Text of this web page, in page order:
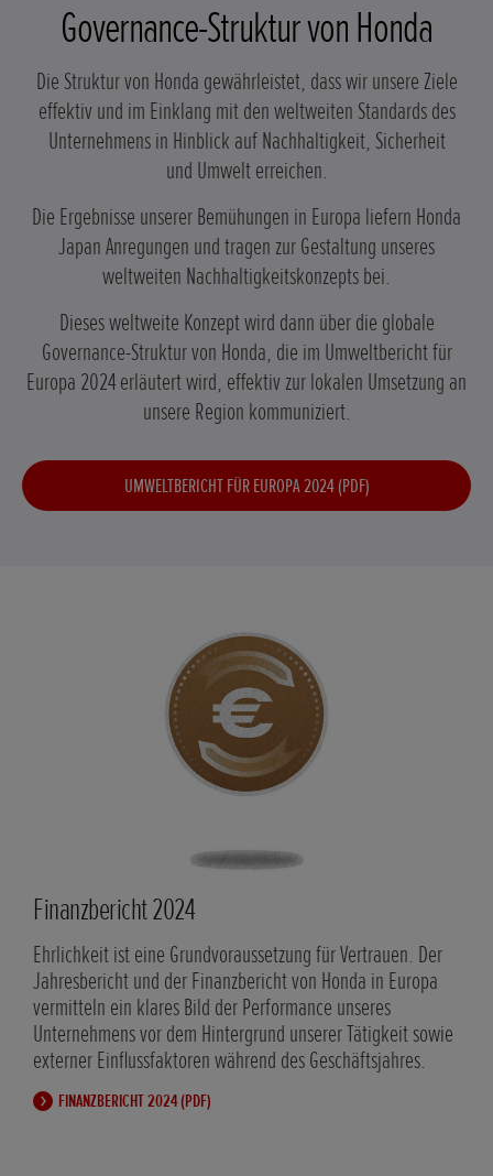
Governance-Struktur von Honda
Die Struktur von Honda gewährleistet, dass wir unsere Ziele
effektiv und im Einklang mit den weltweiten Standards des
Unternehmens in Hinblick auf Nachhaltigkeit, Sicherheit
und Umwelt erreichen.
Die Ergebnisse unserer Bemühungen in Europa liefern Honda
Japan Anregungen und tragen zur Gestaltung unseres
weltweiten Nachhaltigkeitskonzepts bei.
Dieses weltweite Konzept wird dann über die globale
Governance-Struktur von Honda, die im Umweltbericht für
Europa 2024 erläutert wird, effektiv zur lokalen Umsetzung an
unsere Region kommuniziert.
UMWELTBERICHT FÜR EUROPA 2024 (PDF)
Finanzbericht 2024
Ehrlichkeit ist eine Grundvoraussetzung für Vertrauen. Der
Jahresbericht und der Finanzbericht von Honda in Europa
vermitteln ein klares Bild der Performance unseres
Unternehmens vor dem Hintergrund unserer Tätigkeit sowie
externer Einflussfaktoren während des Geschäftsjahres.
FINANZBERICHT 2024 (PDF)